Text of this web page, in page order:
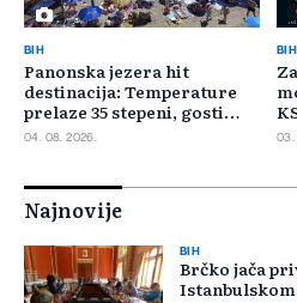
BIH
Panonska jezera hit
destinacija: Temperature
prelaze 35 stepeni, gosti
pristižu iz cijele regije
04. 08. 2026.
BIH
03.
Najnovije
BIH
Brčko jača